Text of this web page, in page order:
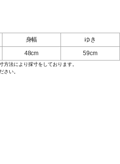
身幅
ゆき
48cm 59cm
法により採寸をしております。
さい。